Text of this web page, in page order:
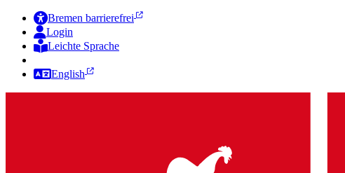
Bremen barrierefrei
Login
Leichte Sprache
English